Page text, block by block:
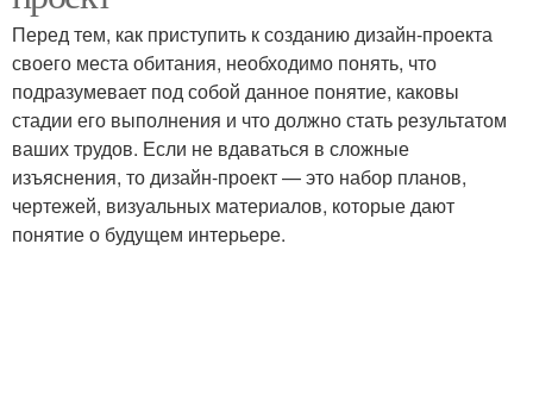
Перед тем, как приступить к созданию дизайн-проекта
своего места обитания, необходимо понять, что
подразумевает под собой данное понятие, каковы
стадии его выполнения и что должно стать результатом
ваших трудов. Если не вдаваться в сложные
изъяснения, то дизайн-проект — это набор планов,
чертежей, визуальных материалов, которые дают
понятие о будущем интерьере.